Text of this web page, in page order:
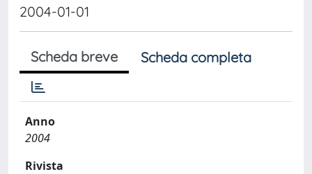
2004-01-01
Scheda breve Scheda completa
Anno
2004
Rivista